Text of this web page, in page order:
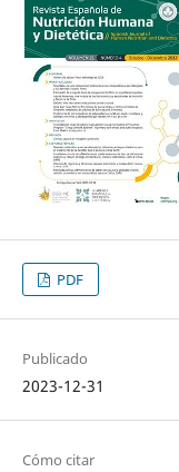
PDF
Publicado
2023-12-31
Cómo citar